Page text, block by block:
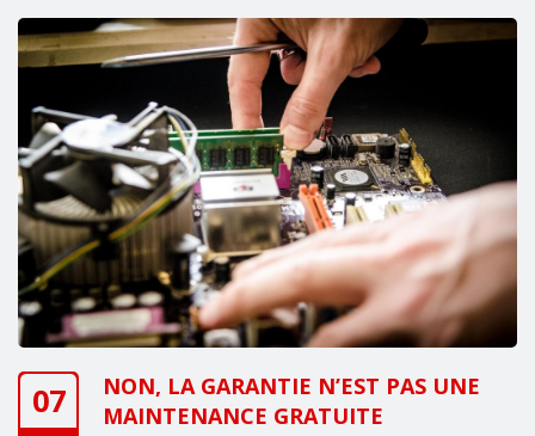
07
NON, LA GARANTIE N’EST PAS UNE
MAINTENANCE GRATUITE